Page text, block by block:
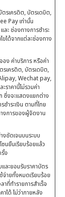
ตรเครดิต, บัตรเดบิต,
Pay เท่านั้น
ะ ช่องทางการชำระ
ขได้จากแต่ละช่องทาง
อง ค่าบริการ หรือค่า
รเครดิต, บัตรเดบิต,
Wechat pay,
ราคานี้ไม่รวมค่า
ซึ่งจะแสดงแยกต่าง
ำระเงิน ตามที่ไทย
งการของผู้จัดงาน
งชัดเจนบนระบบ
นยืนเรียบร้อยแล้ว
ง
และยอมรับราคาบัตร
จ่ายทั้งหมดเรียบร้อย
าที่ทำรายการสำเร็จ
ได้ ไม่ว่าภายหลัง